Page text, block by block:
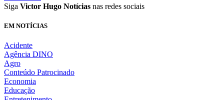
Siga Victor Hugo Notícias nas redes sociais
EM NOTÍCIAS
Acidente
Agência DINO
Agro
Conteúdo Patrocinado
Economia
Educação